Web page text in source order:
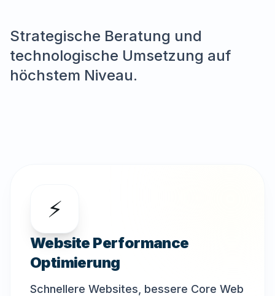
Strategische Beratung und
technologische Umsetzung auf
höchstem Niveau.
⚡
Website Performance
Optimierung
Schnellere Websites, bessere Core Web